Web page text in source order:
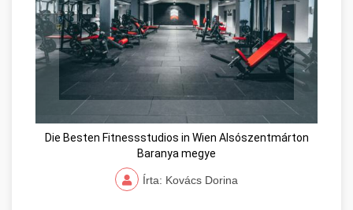
Die Besten Fitnessstudios in Wien Alsószentmárton
Baranya megye
Írta: Kovács Dorina